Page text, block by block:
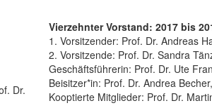
Dr.
Vierzehnter Vorstand: 2017 bis
1. Vorsitzender: Prof. Dr. Andreas
2. Vorsitzende: Prof. Dr. Sandra
Geschäftsführerin: Prof. Dr. Ute
Beisitzer*in: Prof. Dr. Andrea
Kooptierte Mitglieder: Prof. Dr.